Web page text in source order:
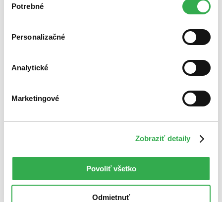
nám pomohlo, keby sme mohli používať všetky tieto
súhlasu
Potrebné
Personalizačné
Analytické
Marketingové
Zobraziť detaily
Povoliť všetko
Odmietnuť
Najdrahšie